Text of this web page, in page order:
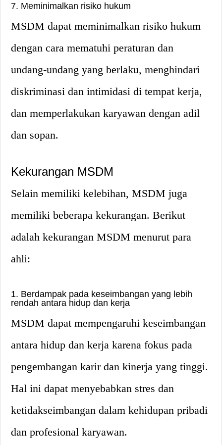
7. Meminimalkan risiko hukum
MSDM dapat meminimalkan risiko hukum
dengan cara mematuhi peraturan dan
undang-undang yang berlaku, menghindari
diskriminasi dan intimidasi di tempat kerja,
dan memperlakukan karyawan dengan adil
dan sopan.
Kekurangan MSDM
Selain memiliki kelebihan, MSDM juga
memiliki beberapa kekurangan. Berikut
adalah kekurangan MSDM menurut para
ahli:
1. Berdampak pada keseimbangan yang lebih
rendah antara hidup dan kerja
MSDM dapat mempengaruhi keseimbangan
antara hidup dan kerja karena fokus pada
pengembangan karir dan kinerja yang tinggi.
Hal ini dapat menyebabkan stres dan
ketidakseimbangan dalam kehidupan pribadi
dan profesional karyawan.